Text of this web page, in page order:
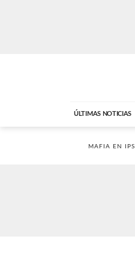
ÚLTIMAS NOTICIAS
MAFIA EN IPS